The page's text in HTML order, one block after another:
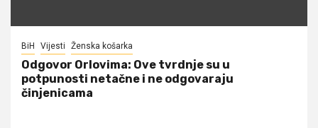
BiH Vijesti Ženska košarka
Odgovor Orlovima: ​Ove tvrdnje su u
potpunosti netačne i ne odgovaraju
činjenicama